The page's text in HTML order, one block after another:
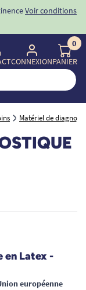
Voir conditions
CONNEXION
0
PANIER
Matériel de
en Latex -
européenne